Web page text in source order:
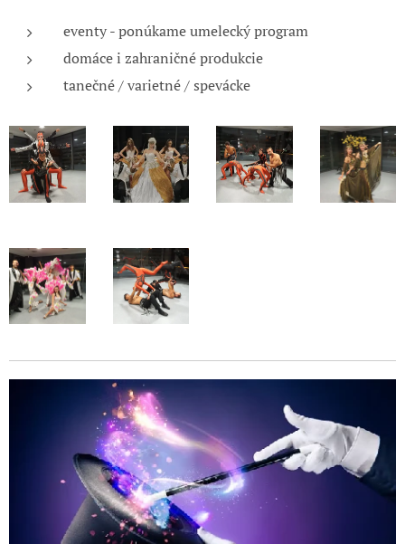
eventy - ponúkame umelecký program
domáce i zahraničné produkcie
tanečné / varietné / spevácke